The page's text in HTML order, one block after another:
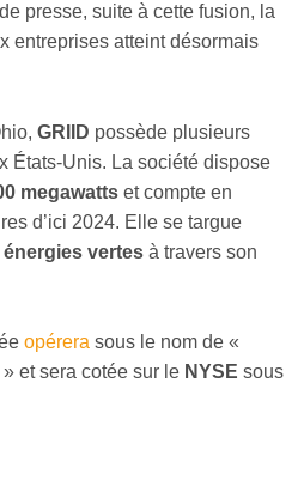
presse, suite à cette fusion, la
entreprises atteint désormais
GRIID possède plusieurs
États-Unis. La société dispose
megawatts et compte en
d’ici 2024. Elle se targue
énergies vertes à travers son
opérera sous le nom de «
» et sera cotée sur le NYSE sous